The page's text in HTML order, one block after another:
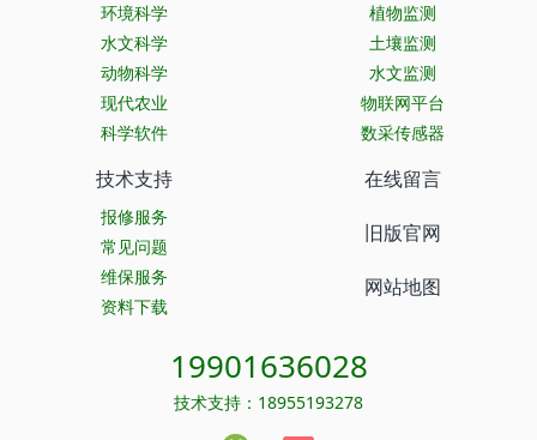
环境科学
水文科学
动物科学
现代农业
科学软件
植物监测
土壤监测
水文监测
物联网平台
数采传感器
技术支持
报修服务
常见问题
维保服务
资料下载
在线留言
旧版官网
网站地图
19901636028
技术支持：18955193278